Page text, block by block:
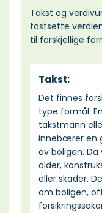
Takst og
fastsette
til forskjellige
Takst:
Det finnes
type formål.
takstmann
innebærer en
av boligen.
alder,
eller skader.
om boligen,